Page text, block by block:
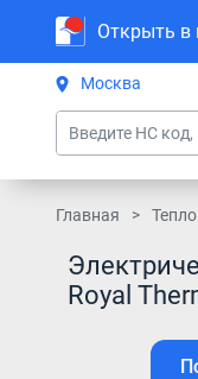
Открыть в
Москва
Главная
Royal